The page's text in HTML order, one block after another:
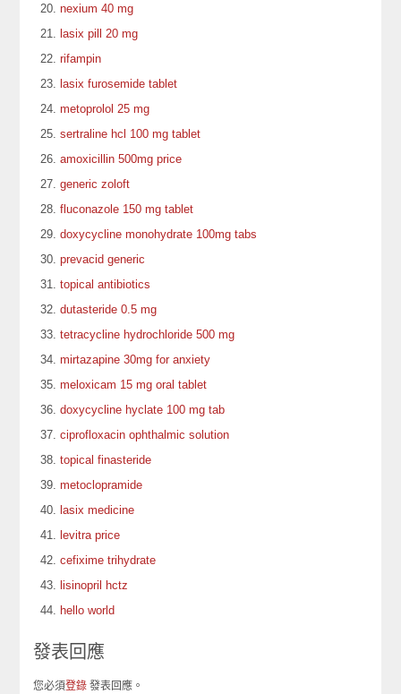
nexium 40 mg
lasix pill 20 mg
rifampin
lasix furosemide tablet
metoprolol 25 mg
sertraline hcl 100 mg tablet
amoxicillin 500mg price
generic zoloft
fluconazole 150 mg tablet
doxycycline monohydrate 100mg tabs
prevacid generic
topical antibiotics
dutasteride 0.5 mg
tetracycline hydrochloride 500 mg
mirtazapine 30mg for anxiety
meloxicam 15 mg oral tablet
doxycycline hyclate 100 mg tab
ciprofloxacin ophthalmic solution
topical finasteride
metoclopramide
lasix medicine
levitra price
cefixime trihydrate
lisinopril hctz
hello world
發表回應
您必須登錄 發表回應。